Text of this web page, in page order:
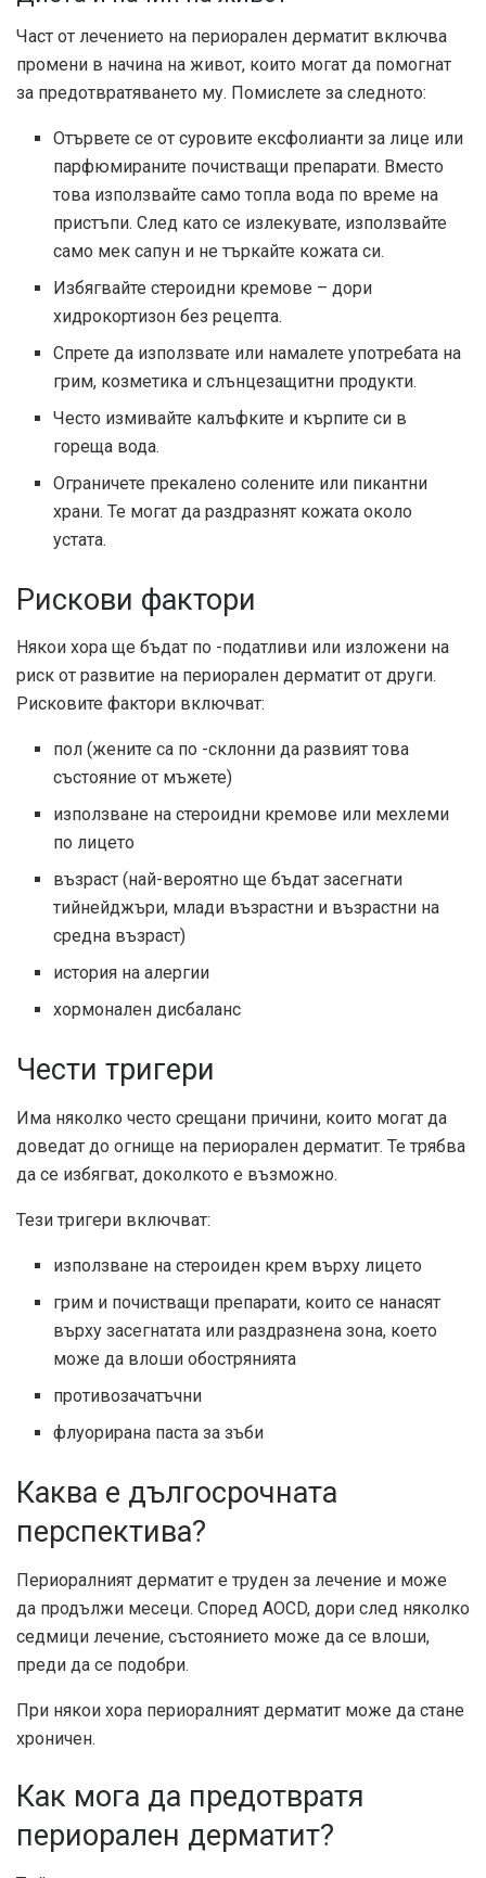
Част от лечението на периорален дерматит включва
промени в начина на живот, които могат да помогнат
за предотвратяването му. Помислете за следното:
Отървете се от суровите ексфолианти за лице или
парфюмираните почистващи препарати. Вместо
това използвайте само топла вода по време на
пристъпи. След като се излекувате, използвайте
само мек сапун и не търкайте кожата си.
Избягвайте стероидни кремове – дори
хидрокортизон без рецепта.
Спрете да използвате или намалете употребата на
грим, козметика и слънцезащитни продукти.
Често измивайте калъфките и кърпите си в
гореща вода.
Ограничете прекалено солените или пикантни
храни. Те могат да раздразнят кожата около
устата.
Рискови фактори
Някои хора ще бъдат по -податливи или изложени на
риск от развитие на периорален дерматит от други.
Рисковите фактори включват:
пол (жените са по -склонни да развият това
състояние от мъжете)
използване на стероидни кремове или мехлеми
по лицето
възраст (най-вероятно ще бъдат засегнати
тийнейджъри, млади възрастни и възрастни на
средна възраст)
история на алергии
хормонален дисбаланс
Чести тригери
Има няколко често срещани причини, които могат да
доведат до огнище на периорален дерматит. Те трябва
да се избягват, доколкото е възможно.
Тези тригери включват:
използване на стероиден крем върху лицето
грим и почистващи препарати, които се нанасят
върху засегнатата или раздразнена зона, което
може да влоши обострянията
противозачатъчни
флуорирана паста за зъби
Каква е дългосрочната
перспектива?
Периоралният дерматит е труден за лечение и може
да продължи месеци. Според AOCD, дори след няколко
седмици лечение, състоянието може да се влоши,
преди да се подобри.
При някои хора периоралният дерматит може да стане
хроничен.
Как мога да предотвратя
периорален дерматит?